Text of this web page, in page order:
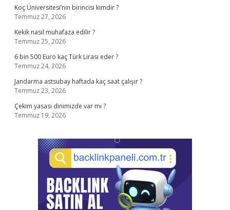
Koç Üniversitesi’nin birincisi kimdir ?
Temmuz 27, 2026
Kekik nasıl muhafaza edilir ?
Temmuz 25, 2026
6 bin 500 Euro kaç Türk Lirası eder ?
Temmuz 24, 2026
Jandarma astsubay haftada kaç saat çalışır ?
Temmuz 23, 2026
Çekim yasası dinimizde var mı ?
Temmuz 19, 2026